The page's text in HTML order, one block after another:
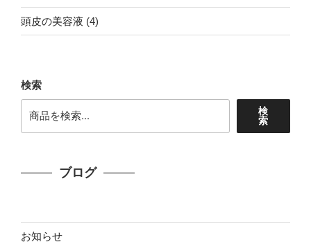
個
の
頭皮の美容液 44
個
検索
検
索
ブログ
お知らせ